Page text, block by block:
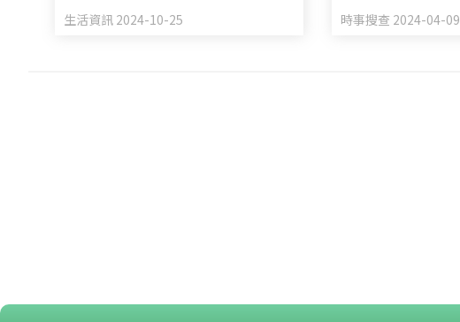
思 選購奶嘴3大攻略
生活資訊 2024-10-25 時事搜查 2024-04-09